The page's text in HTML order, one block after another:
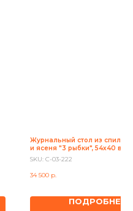
Журнальный стол из спила
и ясеня "3 рыбки", 54х40
С-03-222
SKU: С-03-222
34 500 р.
ПОДРОБНЕЕ